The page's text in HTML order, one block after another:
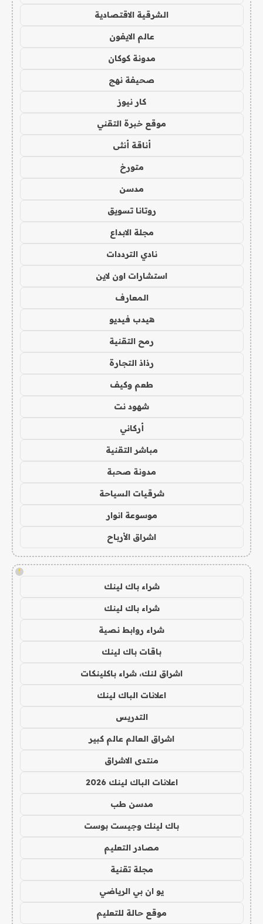
الشرقية الاقتصادية
عالم الايفون
مدونة كوكان
صحيفة نهج
كار نيوز
موقع خبرة التقني
أناقة أنثى
متورخ
مدسن
روتانا تسويق
مجلة الابداع
نادي الترددات
استشارات اون لاين
المعارف
هيدب فيديو
رمح التقنية
رذاذ التجارة
طعم وكيف
شهود نت
أركاني
مباشر التقنية
مدونة صحبة
شرقيات السياحة
موسوعة انوار
اشراق الأرباح
!
شراء باك لينك
شراء باك لينك
شراء روابط نصية
باقات باك لينك
اشراق لنك، شراء باكلينكات
اعلانات الباك لينك
التدريس
اشراق العالم عالم كبير
منتدى الاشراق
اعلانات الباك لينك 2026
مدسن طب
باك لينك وجيست بوست
مصادر التعليم
مجلة تقنية
يو ان بي الرياضي
موقع حالة للتعليم